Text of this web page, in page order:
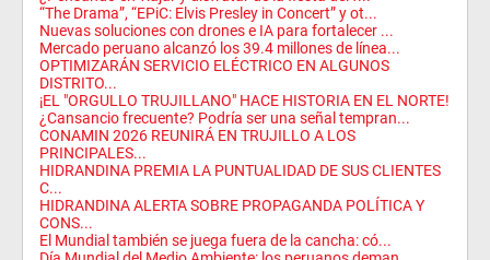
“The Drama”, “EPiC: Elvis Presley in Concert” y ot...
Nuevas soluciones con drones e IA para fortalecer ...
Mercado peruano alcanzó los 39.4 millones de línea...
OPTIMIZARÁN SERVICIO ELÉCTRICO EN ALGUNOS
DISTRITO...
¡EL "ORGULLO TRUJILLANO" HACE HISTORIA EN EL NORTE!
¿Cansancio frecuente? Podría ser una señal tempran...
CONAMIN 2026 REUNIRÁ EN TRUJILLO A LOS
PRINCIPALES...
HIDRANDINA PREMIA LA PUNTUALIDAD DE SUS CLIENTES
C...
HIDRANDINA ALERTA SOBRE PROPAGANDA POLÍTICA Y
CONS...
El Mundial también se juega fuera de la cancha: có...